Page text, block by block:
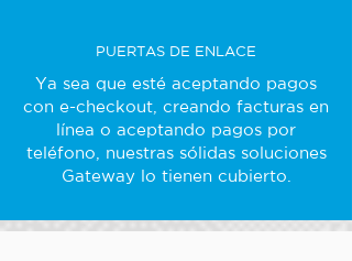
PUERTAS DE ENLACE
Ya sea que esté aceptando pagos
con e-checkout, creando facturas en
línea o aceptando pagos por
teléfono, nuestras sólidas soluciones
Gateway lo tienen cubierto.